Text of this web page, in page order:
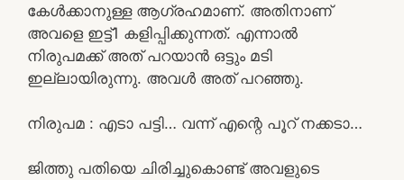
കേൾക്കാനുള്ള ആഗ്രഹമാണ്. അതിനാണ്
അവളെ ഇട്ട്1 കളിപ്പിക്കുന്നത്. എന്നാൽ
നിരുപമക്ക് അത് പറയാൻ ഒട്ടും മടി
ഇല്ലായിരുന്നു. അവൾ അത് പറഞ്ഞു.
നിരുപമ : എടാ പട്ടി… വന്ന് എന്റെ പൂറ് നക്കടാ…
ജിത്തു പതിയെ ചിരിച്ചുകൊണ്ട് അവളുടെ